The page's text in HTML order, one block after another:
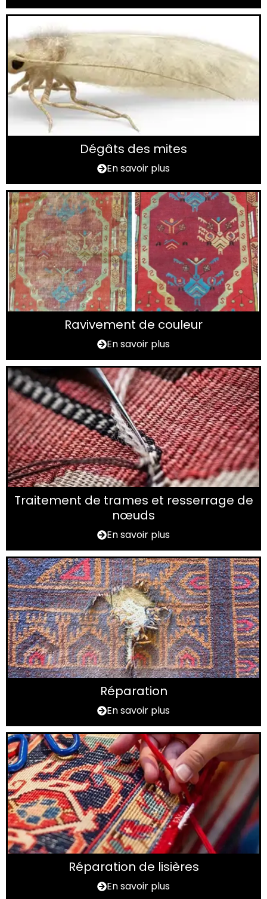
Dégâts des mites
En savoir plus
Ravivement de couleur
En savoir plus
Traitement de trames et resserrage de
nœuds
En savoir plus
Réparation
En savoir plus
Réparation de lisières
En savoir plus